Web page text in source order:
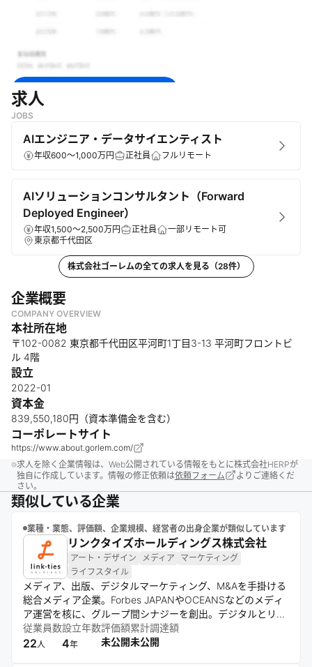
無料で登録して続きを見る
求人
JOBS
AIエンジニア・データサイエンティスト
年収600～1,000万円 正社員 フルリモート
AIソリューションコンサルタント（Forward
Deployed Engineer）
年収1,500～2,500万円 正社員
一部リモート可
東京都千代田区
株式会社ゴーレムの全ての求人を見る（28件）
企業概要
COMPANY OVERVIEW
本社所在地
〒102-0082 東京都千代田区平河町1丁目3-13 平河町フロントビ
ル 4階
設立
2022-01
資本金
839,550,180円（資本準備金を含む）
コーポレートサイト
https://www.about.gorlem.com/
求人を除く企業情報は、Web公開されている情報をもとに株式会社HERPが
独自に作成しています。情報の修正依頼は依頼フォーム
よりご連絡くだ
さい。
類似している企業
業種・業態、評価額、企業規模、経営者の出身企業が類似しています
リンクタイズホールディングス株式会社
アート・デザイン メディア
マーケティング
ライフスタイル
メディア、出版、デジタルマーケティング、M&Aを手掛ける
総合メディア企業。Forbes JAPANやOCEANSなどのメディ
ア運営を核に、グループ間シナジーを創出。デジタルとリア
ルの両面で、価値ある情報を発信し、多様なライフスタイル
を提案。データとクリエイティブを活用した企業支援も展開
従業員数
22人
設立年数
4年
評価額
未公開
累計調達額
未公開